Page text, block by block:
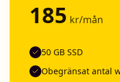
185 kr/mån
50 GB SSD
Obegränsat antal